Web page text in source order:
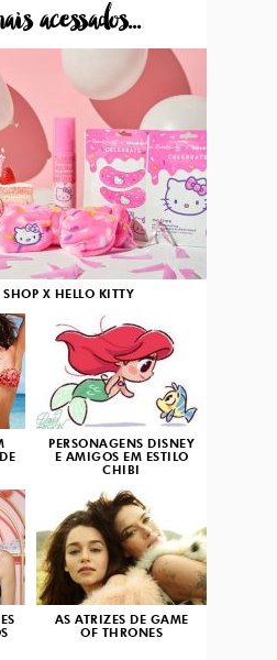
acessados...
SHOP X HELLO KITTY
PERSONAGENS DISNEY
E AMIGOS EM ESTILO
CHIBI
3
AS ATRIZES DE GAME
OF THRONES